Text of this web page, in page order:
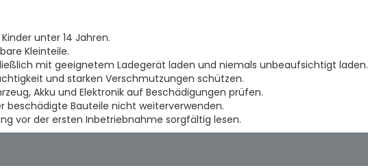
unter 14 Jahren.
Kleinteile.
mit geeignetem Ladegerät laden und niemals unbeaufsichtigt laden.
und starken Verschmutzungen schützen.
Akku und Elektronik auf Beschädigungen prüfen.
beschädigte Bauteile nicht weiterverwenden.
vor der ersten Inbetriebnahme sorgfältig lesen.